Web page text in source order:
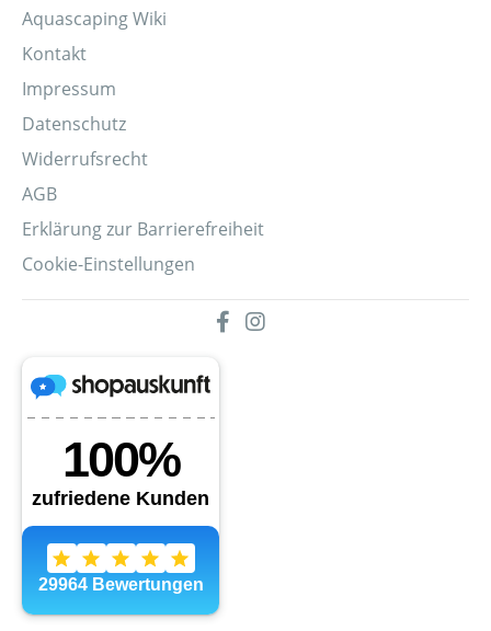
Aquascaping Wiki
Kontakt
Impressum
Datenschutz
Widerrufsrecht
AGB
Erklärung zur Barrierefreiheit
Cookie-Einstellungen